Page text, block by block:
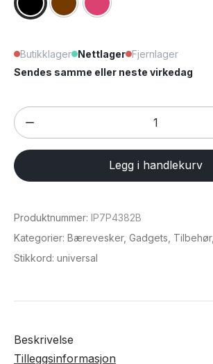
Butikklager Nettlager Fjernlager
Sendes samme eller neste virkedag
Universal
mobilveske
(opptil
6,3")
Legg i handlekurv
Produktnummer: IP7P4382B
Kategorier: Bærevesker, Gadgets Tilbehør,
Stikkord: universal
Beskrivelse
Tilleggsinformasjon